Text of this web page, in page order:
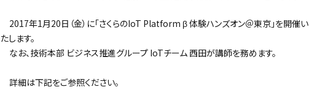
2017年1月20日（金）に「さくらのIoT Platform β 体験ハンズオン＠東京」を開催い
たします。
なお、技術本部 ビジネス推進グループ IoTチーム 西田が講師を務めます。
詳細は下記をご参照ください。